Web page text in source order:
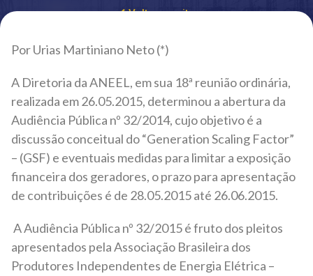
Voltar ao site
Por Urias Martiniano Neto (*)
A Diretoria da ANEEL, em sua 18ª reunião ordinária,
realizada em 26.05.2015, determinou a abertura da
Audiência Pública nº 32/2014, cujo objetivo é a
discussão conceitual do “Generation Scaling Factor”
– (GSF) e eventuais medidas para limitar a exposição
financeira dos geradores, o prazo para apresentação
de contribuições é de 28.05.2015 até 26.06.2015.
A Audiência Pública nº 32/2015 é fruto dos pleitos
apresentados pela Associação Brasileira dos
Produtores Independentes de Energia Elétrica –